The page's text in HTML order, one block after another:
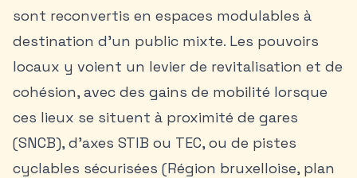
sont reconvertis en espaces modulables à
destination d’un public mixte. Les pouvoirs
locaux y voient un levier de revitalisation et de
cohésion, avec des gains de mobilité lorsque
ces lieux se situent à proximité de gares
(SNCB), d’axes STIB ou TEC, ou de pistes
cyclables sécurisées (Région bruxelloise, plan